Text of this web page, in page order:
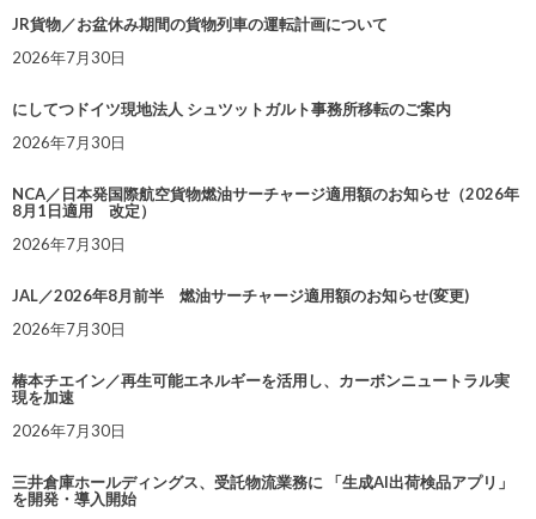
JR貨物／お盆休み期間の貨物列車の運転計画について
2026年7月30日
にしてつドイツ現地法人 シュツットガルト事務所移転のご案内
2026年7月30日
NCA／日本発国際航空貨物燃油サーチャージ適用額のお知らせ（2026年
8月1日適用 改定）
2026年7月30日
JAL／2026年8月前半 燃油サーチャージ適用額のお知らせ(変更)
2026年7月30日
椿本チエイン／再生可能エネルギーを活用し、カーボンニュートラル実
現を加速
2026年7月30日
三井倉庫ホールディングス、受託物流業務に 「生成AI出荷検品アプリ」
を開発・導入開始